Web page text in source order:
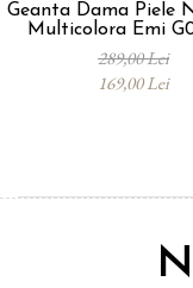
Geanta Dama Piele
Multicolora Emi
289,00 Lei
169,00 Lei